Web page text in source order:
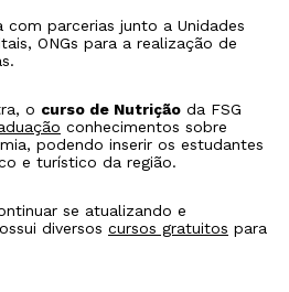
parcerias junto a Unidades
ONGs para a realização de
o curso de Nutrição da FSG
conhecimentos sobre
podendo inserir os estudantes
e turístico da região.
se atualizando e
diversos cursos gratuitos para